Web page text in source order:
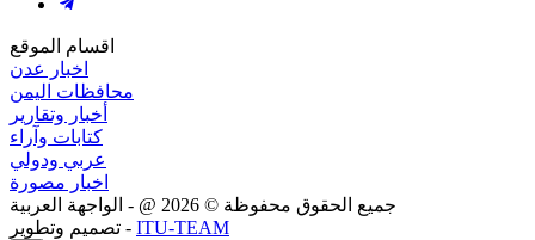
اقسام الموقع
اخبار عدن
محافظات اليمن
أخبار وتقارير
كتابات وآراء
عربي ودولي
اخبار مصورة
جميع الحقوق محفوظة © 2026 @ - الواجهة العربية
تصميم وتطوير - ITU-TEAM